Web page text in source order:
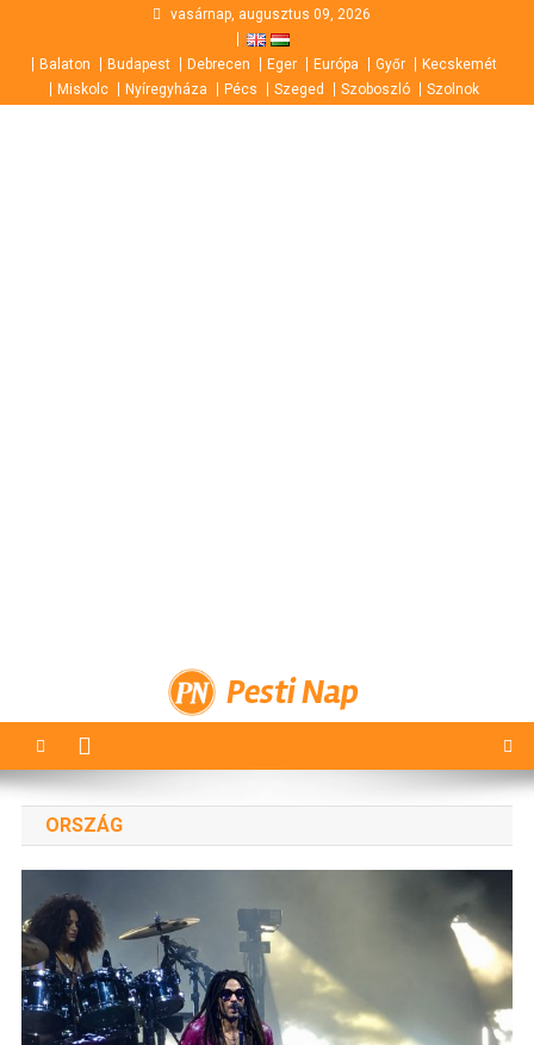
content
vasárnap, augusztus 09, 2026
Balaton Budapest Debrecen Eger Európa Győr
Kecskemét
Miskolc
Nyíregyháza Pécs Szeged Szoboszló Szolnok
Pesti Nap
ORSZÁG